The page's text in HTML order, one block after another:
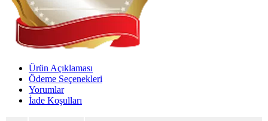
Ürün Açıklaması
Ödeme Seçenekleri
Yorumlar
İade Koşulları